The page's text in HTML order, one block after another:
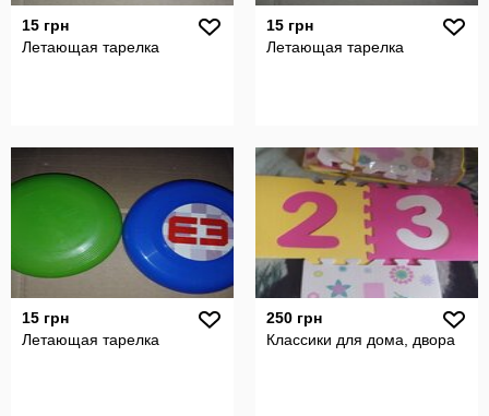
15 грн
Летающая тарелка
15 грн
Летающая тарелка
15 грн
Летающая тарелка
250 грн
Классики для дома, двора